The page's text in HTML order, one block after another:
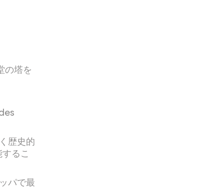
の塔を
歴史的
るこ
パで最